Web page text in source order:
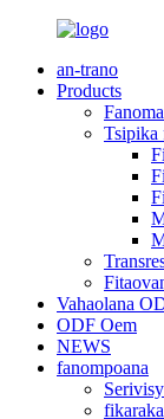
an-trano
Products
Tsipika
Vahaolana
ODF Oem
NEWS
fanompoana